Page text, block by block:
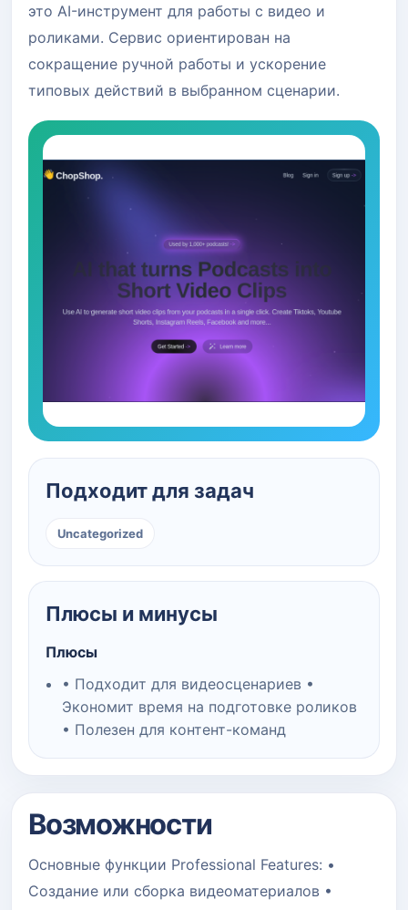
это AI-инструмент для работы с видео и
роликами. Сервис ориентирован на
сокращение ручной работы и ускорение
типовых действий в выбранном сценарии.
Подходит для задач
Uncategorized
Плюсы и минусы
Плюсы
• Подходит для видеосценариев •
Экономит время на подготовке роликов
• Полезен для контент-команд
Возможности
Основные функции Professional Features: •
Создание или сборка видеоматериалов •